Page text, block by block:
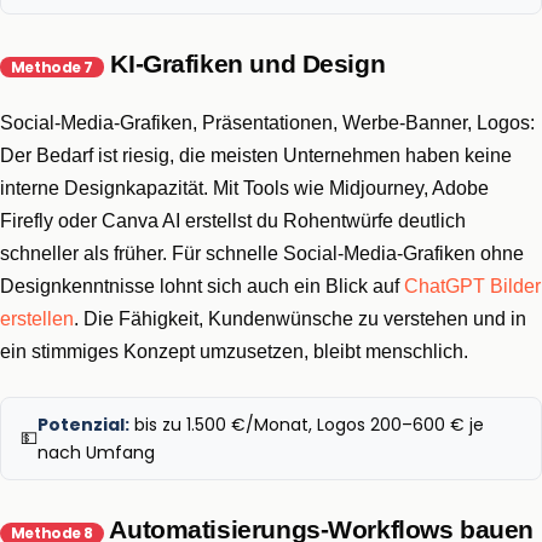
Methode 7 KI-Grafiken und Design
Social-Media-Grafiken, Präsentationen, Werbe-Banner, Logos:
Der Bedarf ist riesig, die meisten Unternehmen haben keine
interne Designkapazität. Mit Tools wie Midjourney, Adobe
Firefly oder Canva AI erstellst du Rohentwürfe deutlich
schneller als früher. Für schnelle Social-Media-Grafiken ohne
Designkenntnisse lohnt sich auch ein Blick aufChatGPT Bilder
erstellen. Die Fähigkeit, Kundenwünsche zu verstehen und in
ein stimmiges Konzept umzusetzen, bleibt menschlich.
💵
Potenzial: bis zu 1.500 €/Monat, Logos 200–600 € je
nach Umfang
Methode 8 Automatisierungs-Workflows bauen